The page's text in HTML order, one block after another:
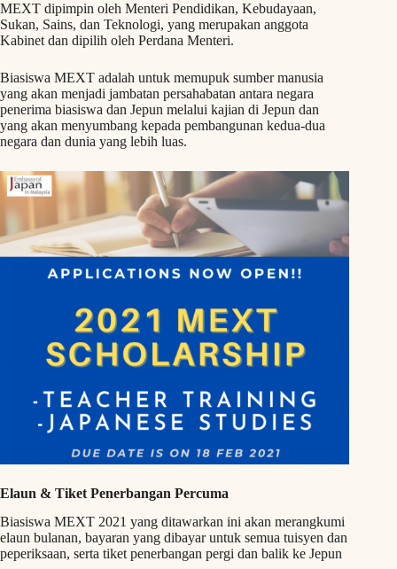
MEXT dipimpin oleh Menteri Pendidikan, Kebudayaan,
Sukan, Sains, dan Teknologi, yang merupakan anggota
Kabinet dan dipilih oleh Perdana Menteri.
Biasiswa MEXT adalah untuk memupuk sumber manusia
yang akan menjadi jambatan persahabatan antara negara
penerima biasiswa dan Jepun melalui kajian di Jepun dan
yang akan menyumbang kepada pembangunan kedua-dua
negara dan dunia yang lebih luas.
Elaun & Tiket Penerbangan Percuma
Biasiswa MEXT 2021 yang ditawarkan ini akan merangkumi
elaun bulanan, bayaran yang dibayar untuk semua tuisyen dan
peperiksaan, serta tiket penerbangan pergi dan balik ke Jepun